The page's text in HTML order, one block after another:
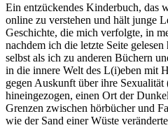
Ein entzückendes Kinderbuch, das
online zu verstehen und hält junge
Geschichte, die mich verfolgte, in
nachdem ich die letzte Seite
selbst als ich zu anderen Büchern
in die innere Welt des L(i)eben mit
gegen Auskunft über ihre
hineingezogen, einen Ort der
Grenzen zwischen hörbücher und
wie der Sand einer Wüste